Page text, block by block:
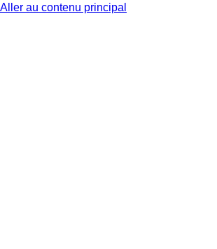
Aller au contenu principal